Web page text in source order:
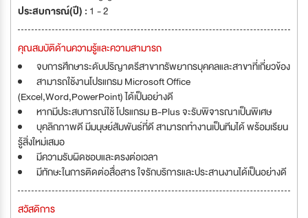
ประสบการณ์(ปี) : 1 - 2
คุณสมบัติด้านความรู้และความสามารถ
จบการศึกษาระดับปริญาตรีสาขาทรัพยากรบุคคลและสาขาที่เกี่ยวข้อง
สามารถใช้งานโปรแกรม Microsoft Office
(Excel,Word,PowerPoint) ได้เป็นอย่างดี
หากมีประสบการณ์ใช้ โปรแกรม B-Plus จะรับพิจารณาเป็นพิเศษ
บุคลิกภาพดี มีมนุษย์สัมพันธ์ที่ดี สามารถทำงานเป็นทีมได้ พร้อมเรียน
รู้สิ่งใหม่เสมอ
มีความรับผิดชอบและตรงต่อเวลา
มีทักษะในการติดต่อสื่อสาร ใจรักบริการและประสานงานได้เป็นอย่างดี
สวัสดิการ